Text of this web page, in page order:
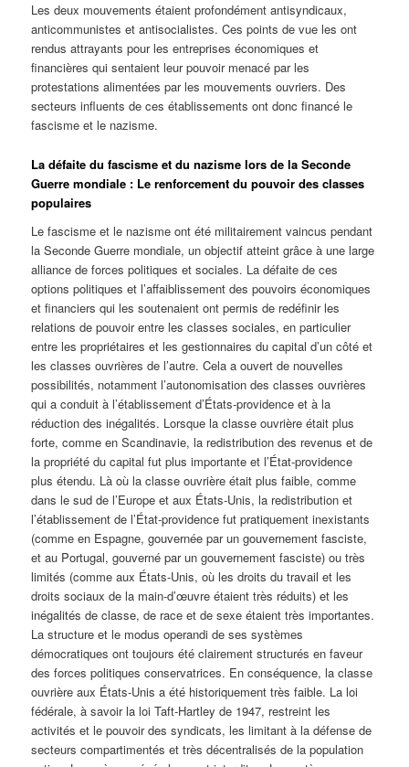
Les deux mouvements étaient profondément antisyndicaux,
anticommunistes et antisocialistes. Ces points de vue les ont
rendus attrayants pour les entreprises économiques et
financières qui sentaient leur pouvoir menacé par les
protestations alimentées par les mouvements ouvriers. Des
secteurs influents de ces établissements ont donc financé le
fascisme et le nazisme.
La défaite du fascisme et du nazisme lors de la Seconde
Guerre mondiale : Le renforcement du pouvoir des classes
populaires
Le fascisme et le nazisme ont été militairement vaincus pendant
la Seconde Guerre mondiale, un objectif atteint grâce à une large
alliance de forces politiques et sociales. La défaite de ces
options politiques et l’affaiblissement des pouvoirs économiques
et financiers qui les soutenaient ont permis de redéfinir les
relations de pouvoir entre les classes sociales, en particulier
entre les propriétaires et les gestionnaires du capital d’un côté et
les classes ouvrières de l’autre. Cela a ouvert de nouvelles
possibilités, notamment l’autonomisation des classes ouvrières
qui a conduit à l’établissement d’États-providence et à la
réduction des inégalités. Lorsque la classe ouvrière était plus
forte, comme en Scandinavie, la redistribution des revenus et de
la propriété du capital fut plus importante et l’État-providence
plus étendu. Là où la classe ouvrière était plus faible, comme
dans le sud de l’Europe et aux États-Unis, la redistribution et
l’établissement de l’État-providence fut pratiquement inexistants
(comme en Espagne, gouvernée par un gouvernement fasciste,
et au Portugal, gouverné par un gouvernement fasciste) ou très
limités (comme aux États-Unis, où les droits du travail et les
droits sociaux de la main-d’œuvre étaient très réduits) et les
inégalités de classe, de race et de sexe étaient très importantes.
La structure et le modus operandi de ses systèmes
démocratiques ont toujours été clairement structurés en faveur
des forces politiques conservatrices. En conséquence, la classe
ouvrière aux États-Unis a été historiquement très faible. La loi
fédérale, à savoir la loi Taft-Hartley de 1947, restreint les
activités et le pouvoir des syndicats, les limitant à la défense de
secteurs compartimentés et très décentralisés de la population